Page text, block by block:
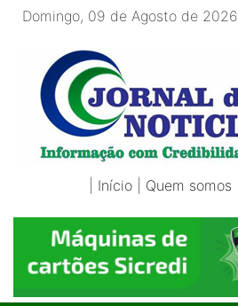
Domingo, 09 de Agosto de 2026
Início Quem somos